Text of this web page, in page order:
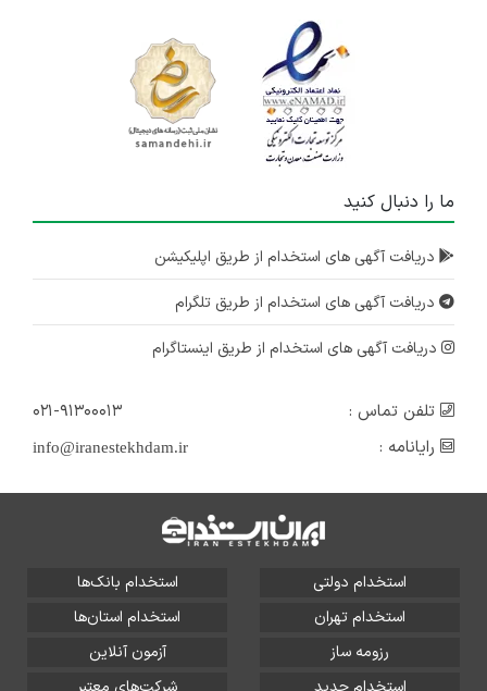
ما را دنبال کنید
دریافت آگهی های استخدام از طریق اپلیکیشن
دریافت آگهی های استخدام از طریق تلگرام
دریافت آگهی های استخدام از طریق اینستاگرام
تلفن تماس :
۰۲۱-۹۱۳۰۰۰۱۳
رایانامه :
info@iranestekhdam.ir
استخدام دولتی
استخدام بانک‌ها
استخدام تهران
استخدام استان‌ها
رزومه ساز
آزمون آنلاین